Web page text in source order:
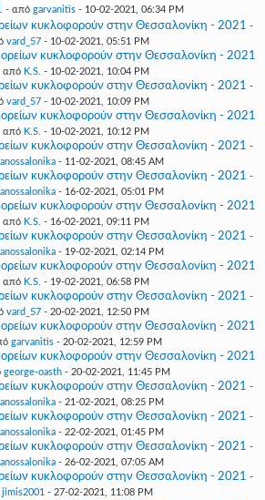
- από garvanitis - 10-02-2021, 06:34 PM
κυκλοφορούν στην Θεσσαλονίκη - 2021 -
vard_57- 10-02-2021, 05:51 PM
κυκλοφορούν στην Θεσσαλονίκη - 2021
από K.S. - 10-02-2021, 10:04 PM
κυκλοφορούν στην Θεσσαλονίκη - 2021 -
vard_57- 10-02-2021, 10:09 PM
κυκλοφορούν στην Θεσσαλονίκη - 2021
από K.S. - 10-02-2021, 10:12 PM
κυκλοφορούν στην Θεσσαλονίκη - 2021 -
- 11-02-2021, 08:45 AM
κυκλοφορούν στην Θεσσαλονίκη - 2021 -
- 16-02-2021, 05:01 PM
κυκλοφορούν στην Θεσσαλονίκη - 2021
από K.S. - 16-02-2021, 09:11 PM
κυκλοφορούν στην Θεσσαλονίκη - 2021 -
- 19-02-2021, 02:14 PM
κυκλοφορούν στην Θεσσαλονίκη - 2021
από K.S. - 19-02-2021, 06:58 PM
κυκλοφορούν στην Θεσσαλονίκη - 2021 -
vard_57- 20-02-2021, 12:50 PM
κυκλοφορούν στην Θεσσαλονίκη - 2021
garvanitis - 20-02-2021, 12:59 PM
κυκλοφορούν στην Θεσσαλονίκη - 2021
george-oasth- 20-02-2021, 11:45 PM
κυκλοφορούν στην Θεσσαλονίκη - 2021 -
- 21-02-2021, 08:25 PM
κυκλοφορούν στην Θεσσαλονίκη - 2021 -
- 22-02-2021, 01:45 PM
κυκλοφορούν στην Θεσσαλονίκη - 2021 -
- 26-02-2021, 07:05 AM
κυκλοφορούν στην Θεσσαλονίκη - 2021 -
jimis2001 - 27-02-2021, 11:08 PM